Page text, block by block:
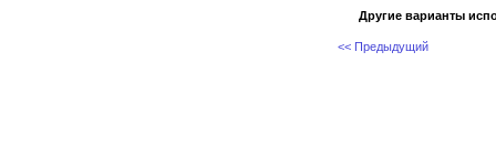
Другие варианты
<< Предыдущий